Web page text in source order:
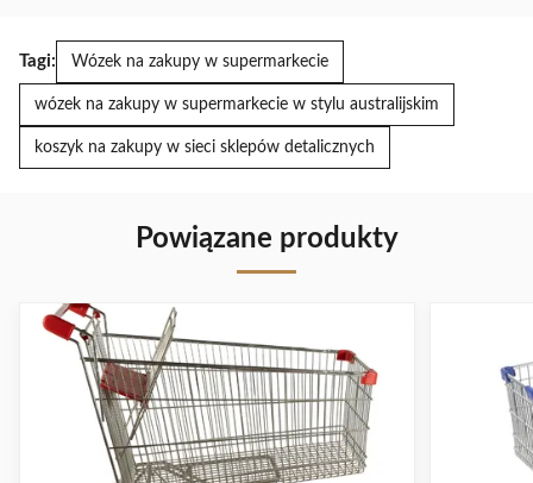
Tagi: Wózek na zakupy w supermarkecie
wózek na zakupy w supermarkecie w stylu australijskim
koszyk na zakupy w sieci sklepów detalicznych
Powiązane produkty